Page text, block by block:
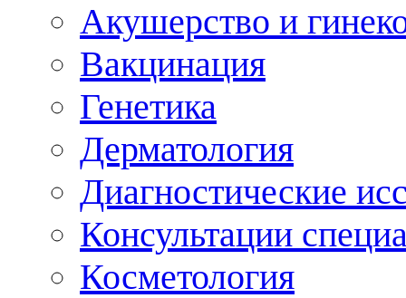
Акушерство и
Вакцинация
Генетика
Дерматология
Диагностические
Консультации
Косметология